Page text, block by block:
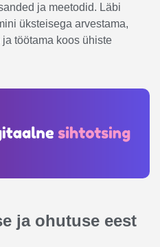
ja meetodid. Läbi
üksteisega arvestama,
töötama koos ühiste
ja ohutuse eest